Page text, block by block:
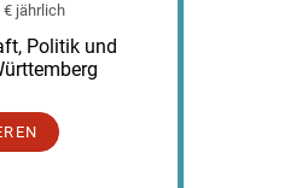
€ jährlich
Politik und